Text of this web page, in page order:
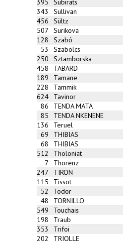
395
Subirats
343
Sullivan
456
Sültz
507
Surikova
128
Szabó
53
Szabolcs
250
Sztamborska
458
TABARD
189
Tamane
228
Tammik
624
Tavinor
86
TENDA MATA
85
TENDA NKENENE
136
Teruel
69
THIBIAS
68
THIBIAS
512
Tholoniat
7
Thorenz
247
TIRON
115
Tissot
52
Todor
48
TORNILLO
549
Touchais
198
Traub
353
Trifoi
202
TRIOLLE